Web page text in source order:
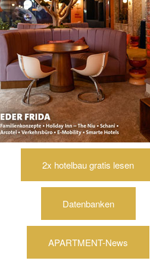
2x hotelbau gratis lesen
Datenbanken
APARTMENT-News